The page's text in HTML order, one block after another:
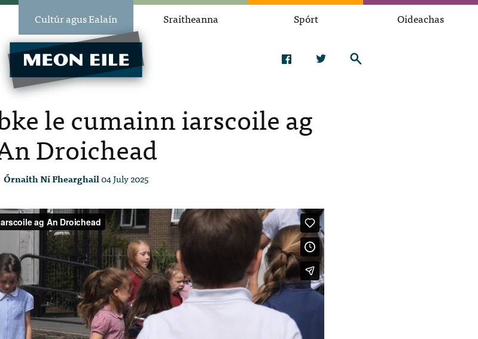
Cultúr agus Ealaín Sraitheanna Spórt Oideachas
le cumainn iarscoile ag
Droichead
Órnaith Ní Fhearghail04 July 2025